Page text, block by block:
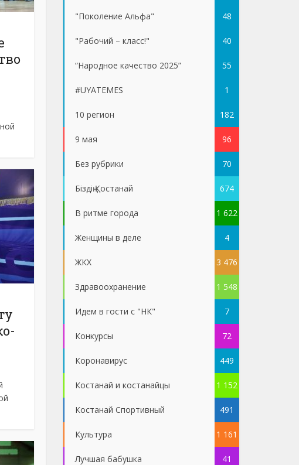
"Поколение Альфа" 48
"Рабочий – класс!" 40
“Народное качество 2025” 55
#UYATEMES 1
10 регион 182
9 мая 96
Без рубрики 70
Біздің Қостанай 674
В ритме города 1 622
Женщины в деле 4
ЖКХ 3 476
Здравоохранение 1 548
Идем в гости с "НК" 7
Конкурсы 72
Коронавирус 449
Костанай и костанайцы 1 152
Костанай Спортивный 491
Культура 1 161
Лучшая бабушка 41